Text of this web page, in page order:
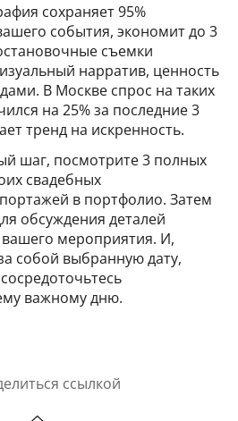
сохраняет 95%
события, экономит до 3
съемки
нарратив, ценность
В Москве спрос на таких
на 25% за последние 3
тренд на искренность.
шаг, посмотрите 3 полных
свадебных
в портфолио. Затем
обсуждения деталей
мероприятия. И,
собой выбранную дату,
важному дню.
ссылкой